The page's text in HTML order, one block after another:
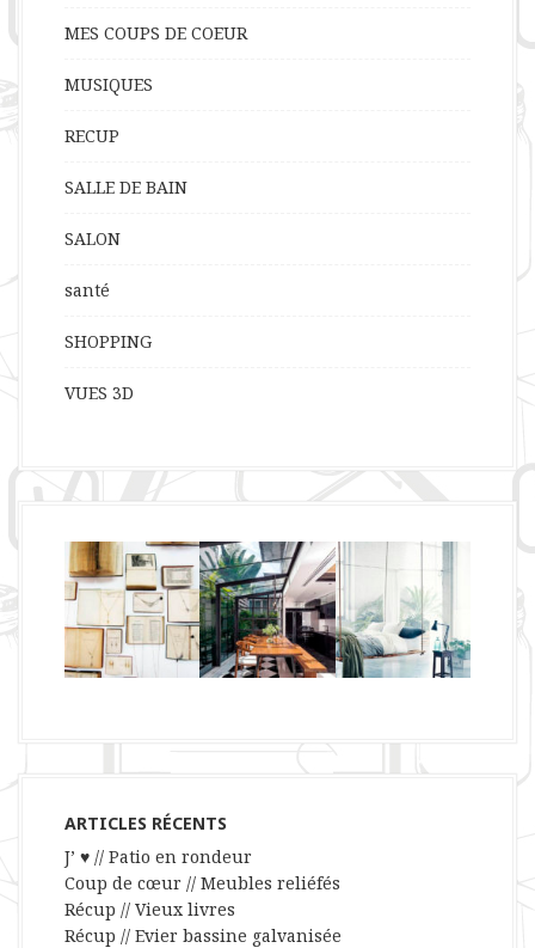
MES COUPS DE COEUR
MUSIQUES
RECUP
SALLE DE BAIN
SALON
santé
SHOPPING
VUES 3D
ARTICLES RÉCENTS
J’ ♥ // Patio en rondeur
Coup de cœur // Meubles reliéfés
Récup // Vieux livres
Récup // Evier bassine galvanisée